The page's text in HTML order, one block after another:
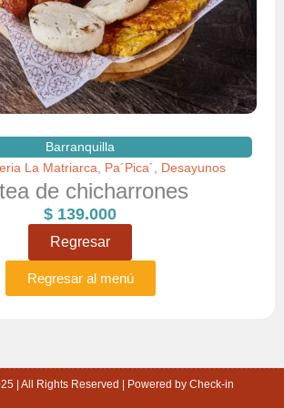
Barranquilla
La Matriarca, Pa´Pica´, Desayunos
de chicharrones
$ 139.000
Regresar
Regresar al menú
| All Rights Reserved | Powered by Check-in